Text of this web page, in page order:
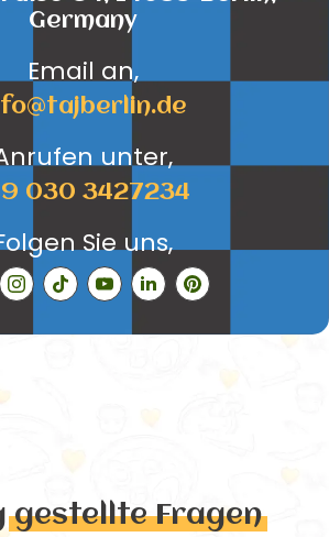
Germany
Email an,
unter,
030 3427234
Sie uns,
gestellte Fragen